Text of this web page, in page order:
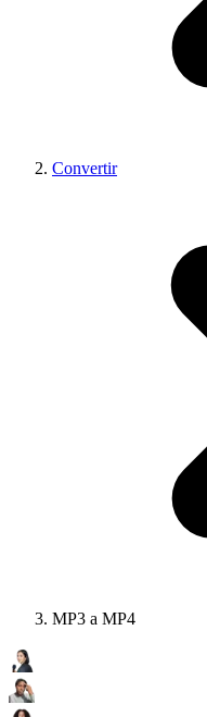
Convertir
MP3 a MP4